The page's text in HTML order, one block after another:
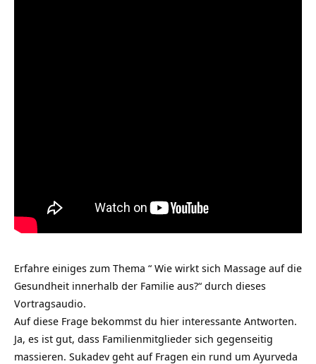
Erfahre einiges zum Thema “ Wie wirkt sich Massage auf die
Gesundheit innerhalb der Familie aus?“ durch dieses
Vortragsaudio.
Auf diese Frage bekommst du hier interessante Antworten.
Ja, es ist gut, dass Familienmitglieder sich gegenseitig
massieren. Sukadev geht auf Fragen ein rund um Ayurveda